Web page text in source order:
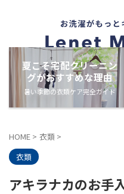
夏こそ宅配クリーニン
グがおすすめな理由
暑い季節の衣類ケア完全ガイド
HOME > 衣類 >
衣類
アキラナカのお手